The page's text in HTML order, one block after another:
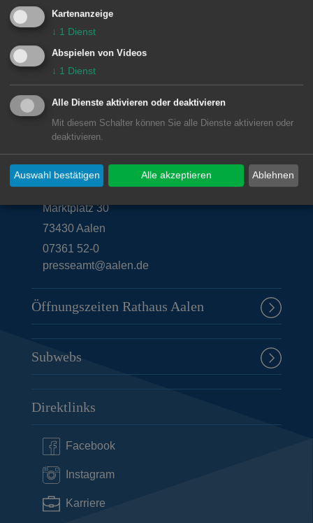
frei.
© Stadt Aalen, 21.02.2018
Unsere Anschrift
Rathaus Aalen
Marktplatz 30
73430Aalen
07361 52-0
presseamt@aalen.de
Öffnungszeiten Rathaus Aalen
Subwebs
Direktlinks
Facebook
Instagram
Karriere
Kartenanzeige
↓ 1 Dienst
Abspielen von Videos
↓ 1 Dienst
Alle Dienste aktivieren oder deaktivieren
Mit diesem Schalter können Sie alle Dienste aktivieren oder
deaktivieren.
Ablehnen
Auswahl bestätigen Alle akzeptieren